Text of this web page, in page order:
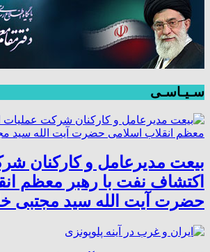
سـیـاسـی
بیعت مدیرعامل و کارکنان
اکتشاف نفت با رهبر معظم
حضرت آیت الله سید مجتبی